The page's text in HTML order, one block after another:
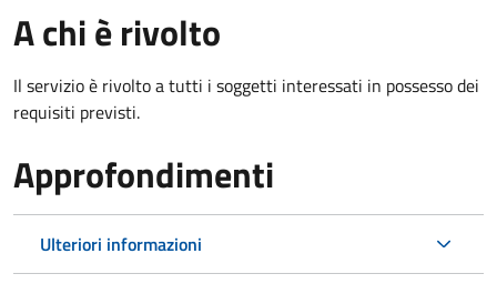
A chi è rivolto
Il servizio è rivolto a tutti i soggetti interessati in possesso dei
requisiti previsti.
Approfondimenti
Ulteriori informazioni